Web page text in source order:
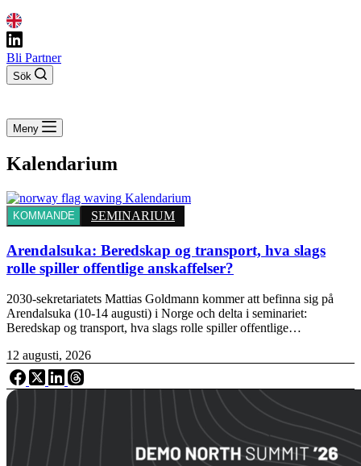
Bli Partner
Sök
Meny
Kalendarium
KOMMANDE SEMINARIUM
Arendalsuka: Beredskap og transport, hva slags
rolle spiller offentlige anskaffelser?
2030-sekretariatets Mattias Goldmann kommer att befinna sig på
Arendalsuka (10-14 augusti) i Norge och delta i seminariet:
Beredskap og transport, hva slags rolle spiller offentlige…
12 augusti, 2026